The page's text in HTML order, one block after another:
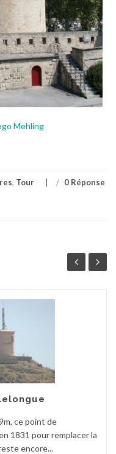
Mehling
, Tour / 0 Réponse
ce point de
1831 pour remplacer la
encore...